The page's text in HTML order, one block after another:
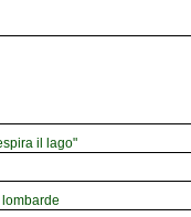
il lago"